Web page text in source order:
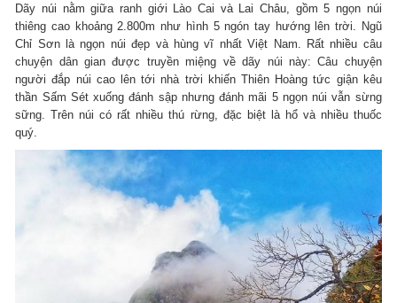
Dãy núi nằm giữa ranh giới Lào Cai và Lai Châu, gồm 5 ngọn núi
thiêng cao khoảng 2.800m như hình 5 ngón tay hướng lên trời. Ngũ
Chỉ Sơn là ngọn núi đẹp và hùng vĩ nhất Việt Nam. Rất nhiều câu
chuyện dân gian được truyền miệng về dãy núi này: Câu chuyện
người đắp núi cao lên tới nhà trời khiến Thiên Hoàng tức giận kêu
thần Sấm Sét xuống đánh sập nhưng đánh mãi 5 ngọn núi vẫn sừng
sững. Trên núi có rất nhiều thú rừng, đặc biệt là hổ và nhiều thuốc
quý.